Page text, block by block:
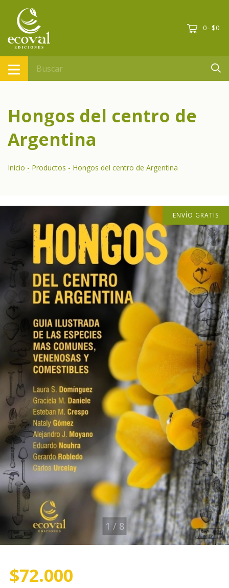
0 - $0
Hongos del centro de
Argentina
Inicio - Productos - Hongos del centro de Argentina
ENVÍO GRATIS
1 / 8
$72.000